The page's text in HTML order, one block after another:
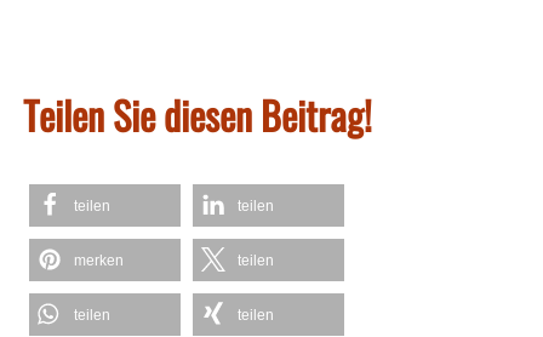
Teilen Sie diesen Beitrag!
teilen teilen
merken teilen
teilen teilen